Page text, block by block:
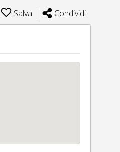
Salva Condividi